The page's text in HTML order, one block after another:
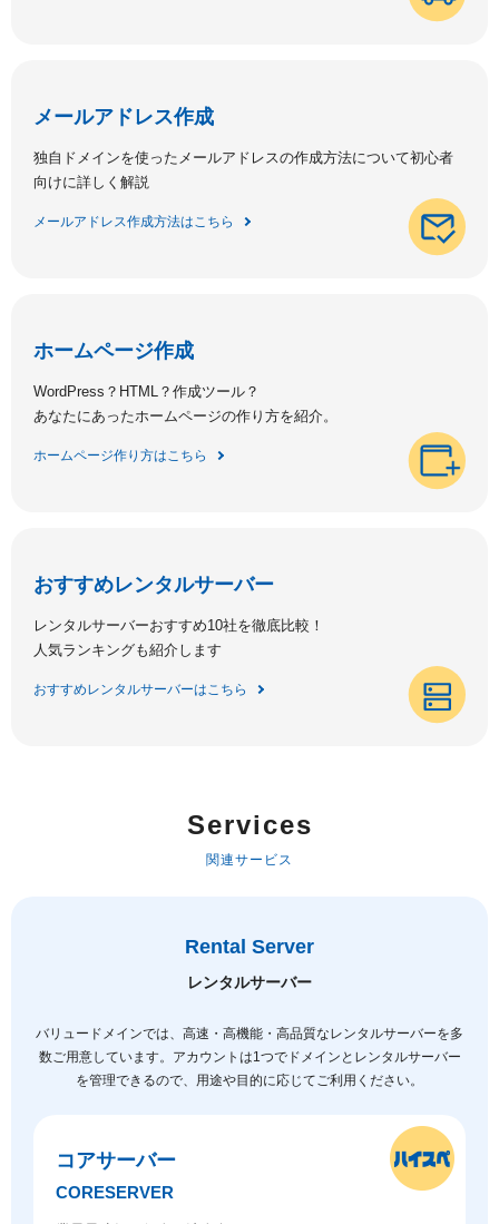
メールアドレス作成
独自ドメインを使ったメールアドレスの作成方法について初心者
向けに詳しく解説
メールアドレス作成方法はこちら
ホームページ作成
WordPress？HTML？作成ツール？
あなたにあったホームページの作り方を紹介。
ホームページ作り方はこちら
おすすめレンタルサーバー
レンタルサーバーおすすめ10社を徹底比較！
人気ランキングも紹介します
おすすめレンタルサーバーはこちら
Services
関連サービス
Rental Server
レンタルサーバー
バリュードメインでは、高速・高機能・高品質なレンタルサーバーを多
数ご用意しています。
アカウントは1つでドメインとレンタルサーバー
を管理できるので、用途や目的に応じてご利用ください。
コアサーバー
CORESERVER